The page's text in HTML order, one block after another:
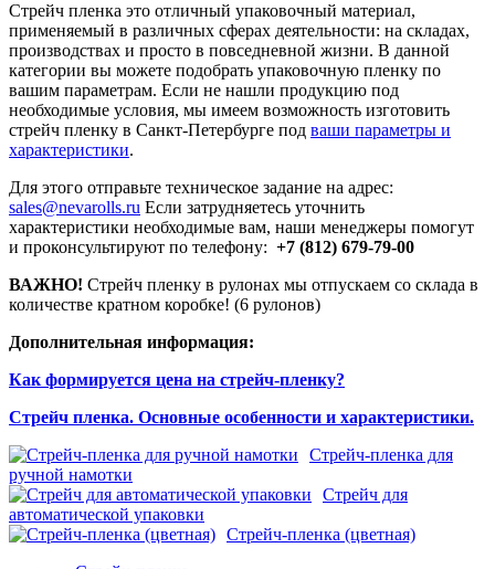
Стрейч пленка это отличный упаковочный материал,
применяемый в различных сферах деятельности: на складах,
производствах и просто в повседневной жизни. В данной
категории вы можете подобрать упаковочную пленку по
вашим параметрам. Если не нашли продукцию под
необходимые условия, мы имеем возможность изготовить
стрейч пленку в Санкт-Петербурге под ваши параметры и
характеристики.
Для этого отправьте техническое задание на адрес:
sales@nevarolls.ru Если затрудняетесь уточнить
характеристики необходимые вам, наши менеджеры помогут
и проконсультируют по телефону: +7 (812) 679-79-00
ВАЖНО! Стрейч пленку в рулонах мы отпускаем со склада в
количестве кратном коробке! (6 рулонов)
Дополнительная информация:
Как формируется цена на стрейч-пленку?
Стрейч пленка. Основные особенности и характеристики.
Стрейч-пленка для
ручной намотки
Стрейч для
автоматической упаковки
Стрейч-пленка (цветная)